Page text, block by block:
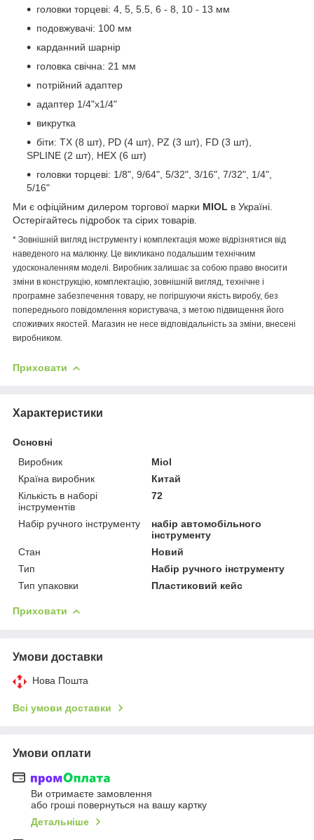
головки торцеві: 4, 5, 5.5, 6 - 8, 10 - 13 мм
подовжувачі: 100 мм
карданний шарнір
головка свічна: 21 мм
потрійний адаптер
адаптер 1/4"х1/4"
викрутка
біти: ТX (8 шт), PD (4 шт), PZ (3 шт), FD (3 шт),
SPLINE (2 шт), HEX (6 шт)
головки торцеві: 1/8", 9/64", 5/32", 3/16", 7/32", 1/4",
5/16"
Ми є офіційним дилером торгової марки MIOL в Україні.
Остерігайтесь підробок та сірих товарів.
* Зовнішній вигляд інструменту і комплектація може відрізнятися від
наведеного на малюнку. Це викликано подальшим технічним
удосконаленням моделі. Виробник залишає за собою право вносити
зміни в конструкцію, комплектацію, зовнішній вигляд, технічне і
програмне забезпечення товару, не погіршуючи якість виробу, без
попереднього повідомлення користувача, з метою підвищення його
споживчих якостей. Магазин не несе відповідальність за зміни, внесені
виробником.
Приховати
Характеристики
Основні
Виробник
Miol
Країна виробник
Китай
Кількість в наборі
інструментів
72
Набір ручного інструменту
набір автомобільного
інструменту
Стан
Новий
Тип
Набір ручного інструменту
Тип упаковки
Пластиковий кейс
Приховати
Умови доставки
Нова Пошта
Всі умови доставки
Умови оплати
Ви отримаєте замовлення
або гроші повернуться на вашу картку
Детальніше